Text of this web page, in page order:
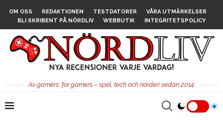
OM OSS REDAKTIONEN TESTDATORER
VÅRA UTMÄRKELSER
BLI SKRIBENT PÅ NÖRDLIV
WEBBUTIK INTEGRITETSPOLICY
Av gamers, för gamers – spel, tech och nörderi sedan 2014.